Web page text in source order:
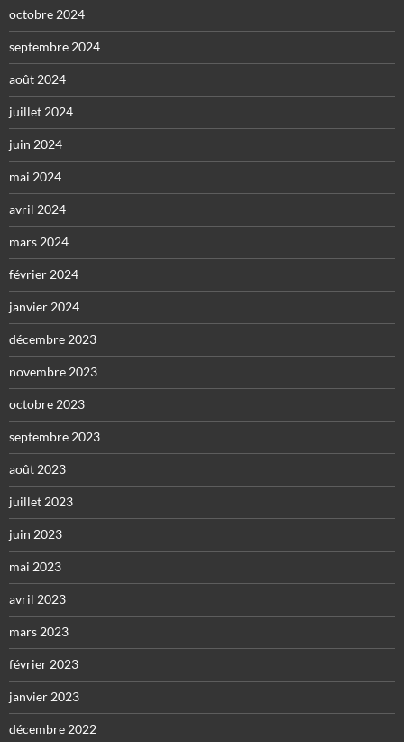
octobre 2024
septembre 2024
août 2024
juillet 2024
juin 2024
mai 2024
avril 2024
mars 2024
février 2024
janvier 2024
décembre 2023
novembre 2023
octobre 2023
septembre 2023
août 2023
juillet 2023
juin 2023
mai 2023
avril 2023
mars 2023
février 2023
janvier 2023
décembre 2022